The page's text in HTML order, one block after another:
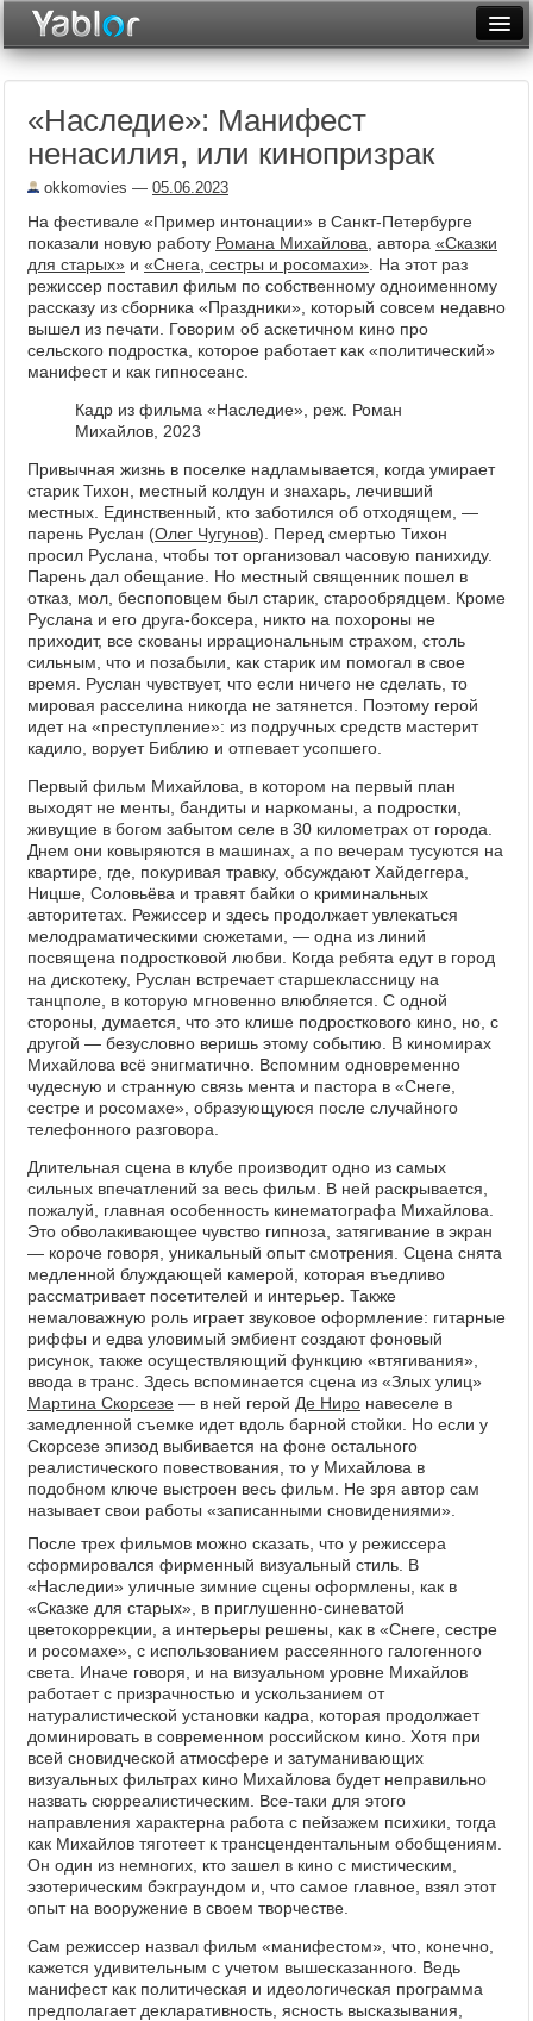
Неделя
Месяц
Архив
Фототоп
Видеотоп
«Наследие»: Манифест
ненасилия, или кинопризрак
okkomovies — 05.06.2023
На фестивале «Пример интонации» в Санкт-Петербурге
показали новую работу Романа Михайлова , автора «Сказки
для старых» и «Снега, сестры и росомахи» . На этот раз
режиссер поставил фильм по собственному одноименному
рассказу из сборника «Праздники», который совсем недавно
вышел из печати. Говорим об аскетичном кино про
сельского подростка, которое работает как «политический»
манифест и как гипносеанс.
Кадр из фильма «Наследие», реж. Роман
Михайлов, 2023
Привычная жизнь в поселке надламывается, когда умирает
старик Тихон, местный колдун и знахарь, лечивший
местных. Единственный, кто заботился об отходящем, —
парень Руслан (Олег Чугунов). Перед смертью Тихон
просил Руслана, чтобы тот организовал часовую панихиду.
Парень дал обещание. Но местный священник пошел в
отказ, мол, беспоповцем был старик, старообрядцем. Кроме
Руслана и его друга-боксера, никто на похороны не
приходит, все скованы иррациональным страхом, столь
сильным, что и позабыли, как старик им помогал в свое
время. Руслан чувствует, что если ничего не сделать, то
мировая расселина никогда не затянется. Поэтому герой
идет на «преступление»: из подручных средств мастерит
кадило, ворует Библию и отпевает усопшего.
Первый фильм Михайлова, в котором на первый план
выходят не менты, бандиты и наркоманы, а подростки,
живущие в богом забытом селе в 30 километрах от города.
Днем они ковыряются в машинах, а по вечерам тусуются на
квартире, где, покуривая травку, обсуждают Хайдеггера,
Ницше, Соловьёва и травят байки о криминальных
авторитетах. Режиссер и здесь продолжает увлекаться
мелодраматическими сюжетами, — одна из линий
посвящена подростковой любви. Когда ребята едут в город
на дискотеку, Руслан встречает старшеклассницу на
танцполе, в которую мгновенно влюбляется. С одной
стороны, думается, что это клише подросткового кино, но, с
другой — безусловно веришь этому событию. В киномирах
Михайлова всё энигматично. Вспомним одновременно
чудесную и странную связь мента и пастора в «Снеге,
сестре и росомахе», образующуюся после случайного
телефонного разговора.
Длительная сцена в клубе производит одно из самых
сильных впечатлений за весь фильм. В ней раскрывается,
пожалуй, главная особенность кинематографа Михайлова.
Это обволакивающее чувство гипноза, затягивание в экран
— короче говоря, уникальный опыт смотрения. Сцена снята
медленной блуждающей камерой, которая въедливо
рассматривает посетителей и интерьер. Также
немаловажную роль играет звуковое оформление: гитарные
риффы и едва уловимый эмбиент создают фоновый
рисунок, также осуществляющий функцию «втягивания»,
ввода в транс. Здесь вспоминается сцена из «Злых улиц»
Мартина Скорсезе — в ней герой Де Ниро навеселе в
замедленной съемке идет вдоль барной стойки. Но если у
Скорсезе эпизод выбивается на фоне остального
реалистического повествования, то у Михайлова в
подобном ключе выстроен весь фильм. Не зря автор сам
называет свои работы «записанными сновидениями».
После трех фильмов можно сказать, что у режиссера
сформировался фирменный визуальный стиль. В
«Наследии» уличные зимние сцены оформлены, как в
«Сказке для старых», в приглушенно-синеватой
цветокоррекции, а интерьеры решены, как в «Снеге, сестре
и росомахе», с использованием рассеянного галогенного
света. Иначе говоря, и на визуальном уровне Михайлов
работает с призрачностью и ускользанием от
натуралистической установки кадра, которая продолжает
доминировать в современном российском кино. Хотя при
всей сновидческой атмосфере и затуманивающих
визуальных фильтрах кино Михайлова будет неправильно
назвать сюрреалистическим. Все-таки для этого
направления характерна работа с пейзажем психики, тогда
как Михайлов тяготеет к трансцендентальным обобщениям.
Он один из немногих, кто зашел в кино с мистическим,
эзотерическим бэкграундом и, что самое главное, взял этот
опыт на вооружение в своем творчестве.
Сам режиссер назвал фильм «манифестом», что, конечно,
кажется удивительным с учетом вышесказанного. Ведь
манифест как политическая и идеологическая программа
предполагает декларативность, ясность высказывания,